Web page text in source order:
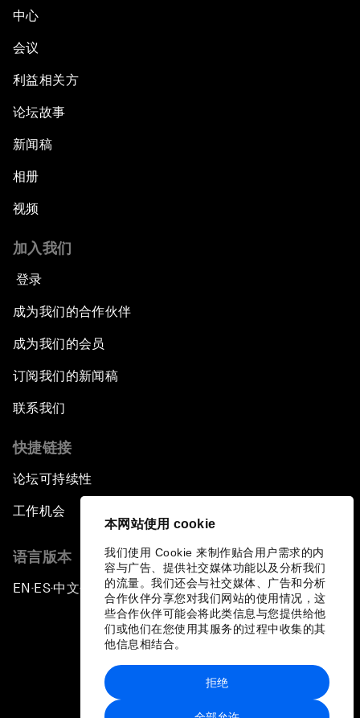
本网站使用 cookie
我们使用 Cookie 来制作贴合用户需求的内
容与广告、提供社交媒体功能以及分析我们
的流量。我们还会与社交媒体、广告和分析
合作伙伴分享您对我们网站的使用情况，这
些合作伙伴可能会将此类信息与您提供给他
们或他们在您使用其服务的过程中收集的其
他信息相结合。
拒绝
中心
会议
利益相关方
论坛故事
新闻稿
相册
视频
加入我们
登录
成为我们的合作伙伴
成为我们的会员
订阅我们的新闻稿
联系我们
快捷链接
论坛可持续性
工作机会
语言版本
EN ▪ ES▪中文▪ 日本語